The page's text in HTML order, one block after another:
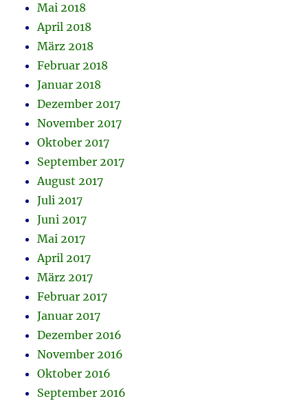
Mai 2018
April 2018
März 2018
Februar 2018
Januar 2018
Dezember 2017
November 2017
Oktober 2017
September 2017
August 2017
Juli 2017
Juni 2017
Mai 2017
April 2017
März 2017
Februar 2017
Januar 2017
Dezember 2016
November 2016
Oktober 2016
September 2016